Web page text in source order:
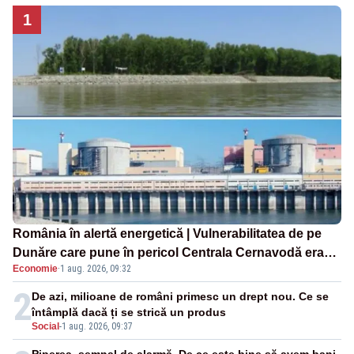
1
România în alertă energetică | Vulnerabilitatea de pe
Dunăre care pune în pericol Centrala Cernavodă era
cunoscută de pe vremea lui Ceaușescu
Economie·1 aug. 2026, 09:32
2Social -1 aug. 2026, 09:37
De azi, milioane de români primesc un drept nou. Ce se
întâmplă dacă ți se strică un produs